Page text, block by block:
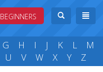
BEGINNERS
G H I J K L
M
U V W X Y Z